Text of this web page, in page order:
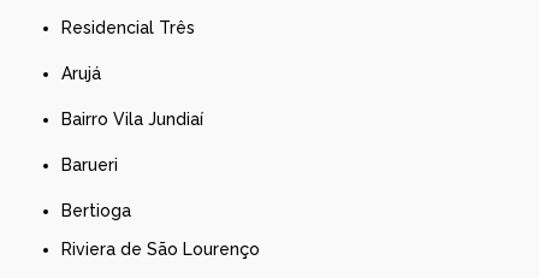
Residencial Três
Arujá
Bairro Vila Jundiaí
Barueri
Bertioga
Riviera de São Lourenço